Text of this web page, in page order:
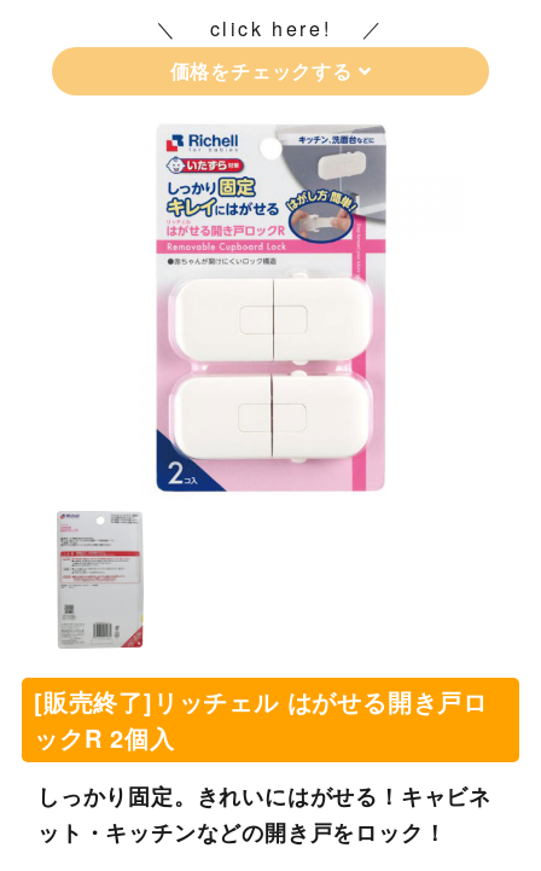
click here!
価格をチェックする
[販売終了]リッチェル はがせる開き戸ロ
ックR 2個入
しっかり固定。きれいにはがせる！キャビネ
ット・キッチンなどの開き戸をロック！